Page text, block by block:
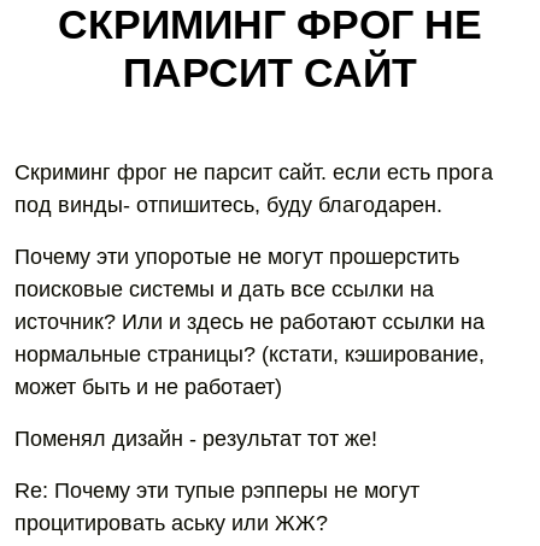
СКРИМИНГ ФРОГ НЕ
ПАРСИТ САЙТ
Скриминг фрог не парсит сайт. если есть прога
под винды- отпишитесь, буду благодарен.
Почему эти упоротые не могут прошерстить
поисковые системы и дать все ссылки на
источник? Или и здесь не работают ссылки на
нормальные страницы? (кстати, кэширование,
может быть и не работает)
Поменял дизайн - результат тот же!
Re: Почему эти тупые рэпперы не могут
процитировать аську или ЖЖ?